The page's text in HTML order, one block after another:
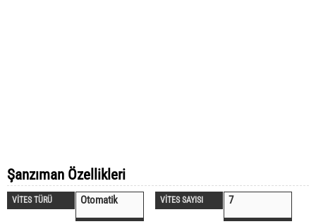
Şanzıman Özellikleri
VİTES TÜRÜ Otomatik VİTES SAYISI 7